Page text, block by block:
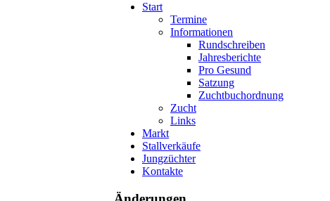
Start
Termine
Informationen
Rundschreiben
Jahresberichte
Pro Gesund
Satzung
Zuchtbuchordnung
Zucht
Links
Markt
Stallverkäufe
Jungzüchter
Kontakte